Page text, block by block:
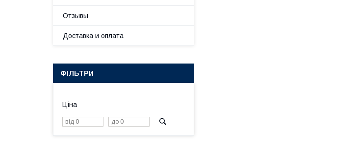
Отзывы
Доставка и оплата
ФІЛЬТРИ
Ціна